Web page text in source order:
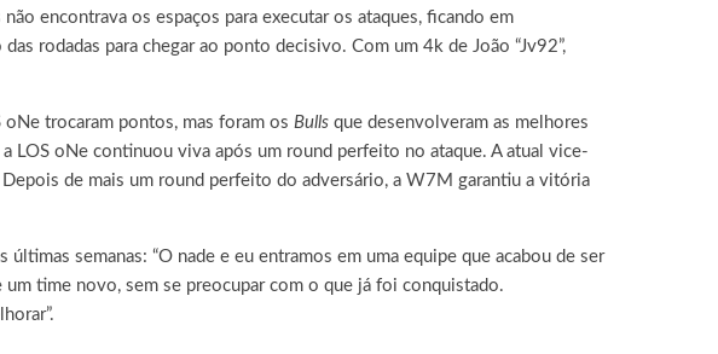
encontrava os espaços para executar os ataques, ficando em
rodadas para chegar ao ponto decisivo. Com um 4k de João “Jv92”,
oNe trocaram pontos, mas foram os Bulls que desenvolveram as melhores
LOS oNe continuou viva após um round perfeito no ataque. A atual vice-
de mais um round perfeito do adversário, a W7M garantiu a vitória
semanas: “O nade e eu entramos em uma equipe que acabou de ser
time novo, sem se preocupar com o que já foi conquistado.